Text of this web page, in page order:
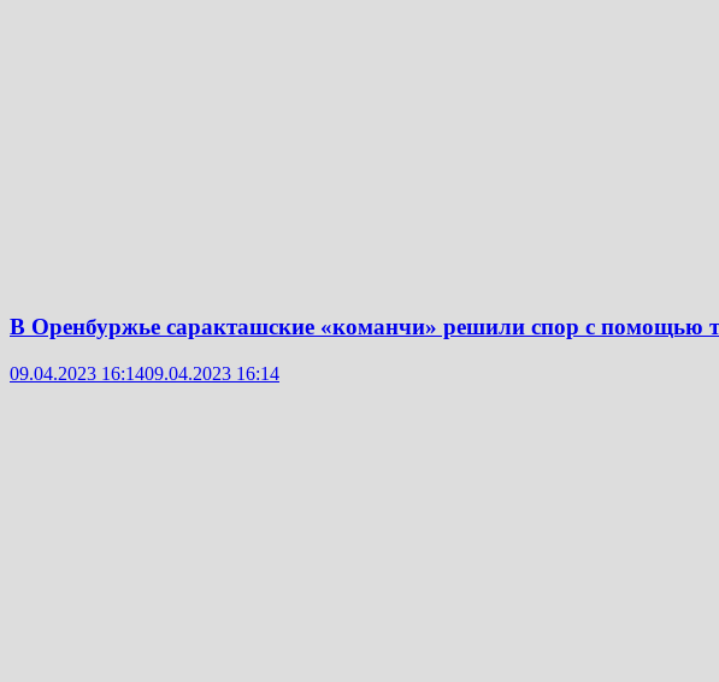
В Оренбуржье саракташские «команчи» решили спор с помощью
09.04.2023 16:1409.04.2023 16:14